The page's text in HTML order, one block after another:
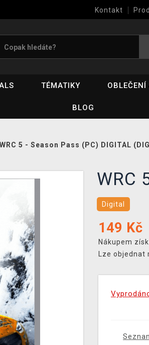
Kontakt
TÉMATIKY
BLOG
WRC 5 - Season Pass (PC) DIGITAL
WRC
Digital
149 Kč
Nákupem
Lze objednat